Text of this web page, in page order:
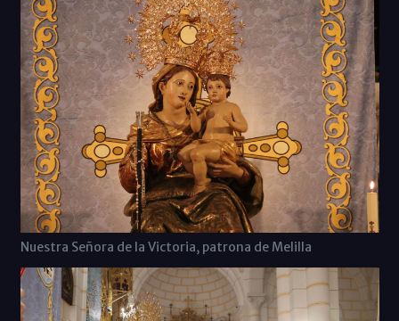
Nuestra Señora de la Victoria, patrona de Melilla